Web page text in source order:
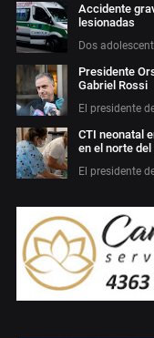
Accidente
lesionadas
Dos
Presidente
Gabriel Rossi
El presidente
CTI neonatal
en el norte del
El presidente